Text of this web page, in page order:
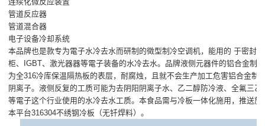
管道反应器
管道混合器
电子设备冷却系统
本品牌也是款专为電子水冷去水而研制的徵型制冷空调机，能用的 于密封
柜、IGBT、激光器器等電子装备的水冷去水。品牌液侧元器件的铝合金制
为全316冷库保温隔热板的表层，耐腐烛，且就不会生产加工危害铝合金制
阴离子。液侧反复的工质可能为去阴阳阴离子水、乙二醇防冷液、全氟三乙
等電子这个行业使用的水冷去水工质。本食品需与冷板一体化施用，推送施
本平台316304不绣钢冷板（无钎焊料）。